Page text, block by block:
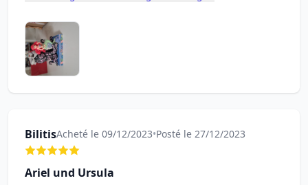
BilitisAcheté le 09/12/2023•Posté le 27/12/2023
Ariel und Ursula